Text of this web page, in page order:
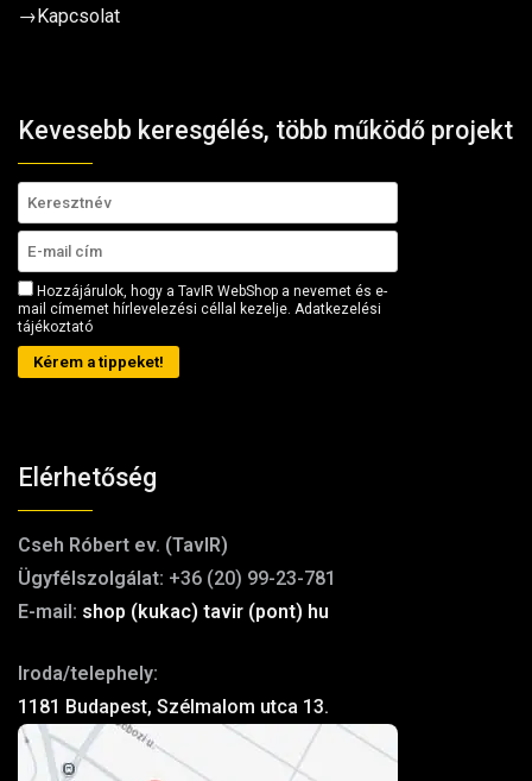
→Kapcsolat
Kevesebb keresgélés, több működő projekt
Hozzájárulok, hogy a TavIR WebShop a nevemet és e-
mail címemet hírlevelezési céllal kezelje. Adatkezelési
tájékoztató
Kérem a tippeket!
Elérhetőség
Cseh Róbert ev. (TavIR)
Ügyfélszolgálat: +36 (20) 99-23-781
E-mail: shop (kukac) tavir (pont) hu
Iroda/telephely:
1181 Budapest, Szélmalom utca 13.